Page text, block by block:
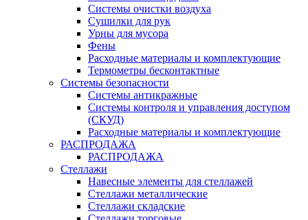
Системы очистки воздуха
Сушилки для рук
Урны для мусора
Фены
Расходные материалы и комплектующие
Термометры бесконтактные
Системы безопасности
Системы антикражные
Системы контроля и управления доступом
(СКУД)
Расходные материалы и комплектующие
РАСПРОДАЖА
РАСПРОДАЖА
Стеллажи
Навесные элементы для стеллажей
Стеллажи металлические
Стеллажи складские